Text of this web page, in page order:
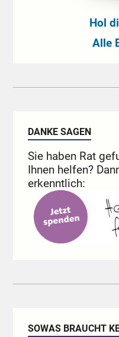
Hol
Alle
DANKE SAGEN
Sie haben Rat
Ihnen helfen?
erkenntlich:
SOWAS BRAUCHT